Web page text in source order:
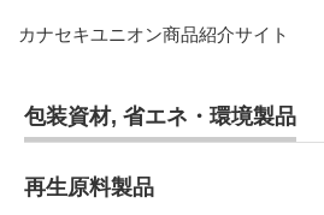
カナセキユニオン商品紹介サイト
包装資材, 省エネ・環境製品
再生原料製品